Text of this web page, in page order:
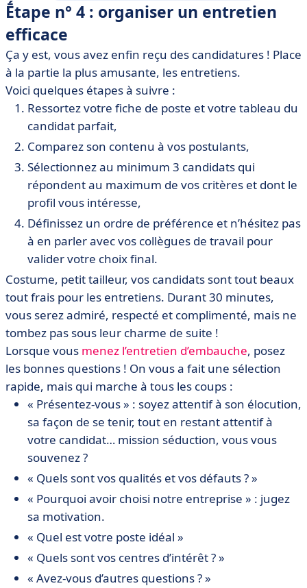
Ḗtape n° 4 : organiser un entretien
efficace
Ça y est, vous avez enfin reçu des candidatures ! Place
à la partie la plus amusante, les entretiens.
Voici quelques étapes à suivre :
Ressortez votre fiche de poste et votre tableau du
candidat parfait,
Comparez son contenu à vos postulants,
Sélectionnez au minimum 3 candidats qui
répondent au maximum de vos critères et dont le
profil vous intéresse,
Définissez un ordre de préférence et n’hésitez pas
à en parler avec vos collègues de travail pour
valider votre choix final.
Costume, petit tailleur, vos candidats sont tout beaux
tout frais pour les entretiens. Durant 30 minutes,
vous serez admiré, respecté et complimenté, mais ne
tombez pas sous leur charme de suite !
Lorsque vous menez l’entretien d’embauche, posez
les bonnes questions ! On vous a fait une sélection
rapide, mais qui marche à tous les coups :
« Présentez-vous » : soyez attentif à son élocution,
sa façon de se tenir, tout en restant attentif à
votre candidat… mission séduction, vous vous
souvenez ?
« Quels sont vos qualités et vos défauts ? »
« Pourquoi avoir choisi notre entreprise » : jugez
sa motivation.
« Quel est votre poste idéal »
« Quels sont vos centres d’intérêt ? »
« Avez-vous d’autres questions ? »